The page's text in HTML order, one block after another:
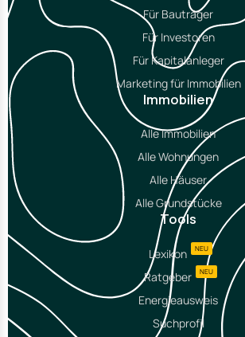
Für Bauträger
Für Investoren
Für Kapitalanleger
Marketing für Immobilien
Immobilien
Alle Immobilien
Alle Wohnungen
Alle Häuser
Alle Grundstücke
Tools
Lexikon NEU
Ratgeber NEU
Energieausweis
Suchprofil